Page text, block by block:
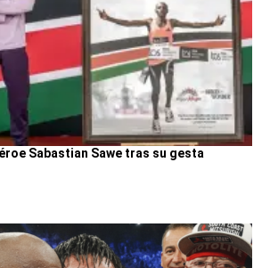
Sabastian Sawe tras su gesta